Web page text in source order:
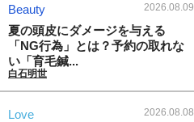
Beauty 2026.08.09
夏の頭皮にダメージを与える
「NG行為」とは？予約の取れな
い「育毛鍼...
白石明世
Love 2026.08.08